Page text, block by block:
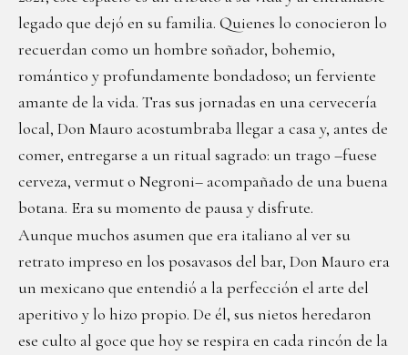
legado que dejó en su familia. Quienes lo conocieron lo
recuerdan como un hombre soñador, bohemio,
romántico y profundamente bondadoso; un ferviente
amante de la vida. Tras sus jornadas en una cervecería
local, Don Mauro acostumbraba llegar a casa y, antes de
comer, entregarse a un ritual sagrado: un trago –fuese
cerveza, vermut o Negroni– acompañado de una buena
botana. Era su momento de pausa y disfrute.
Aunque muchos asumen que era italiano al ver su
retrato impreso en los posavasos del bar, Don Mauro era
un mexicano que entendió a la perfección el arte del
aperitivo y lo hizo propio. De él, sus nietos heredaron
ese culto al goce que hoy se respira en cada rincón de la